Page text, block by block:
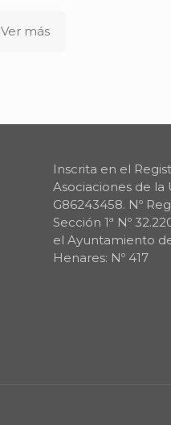
Ver más
Inscrita en el
Asociaciones de la
G86243458. Nº
Sección 1ª Nº
el Ayuntamiento
Henares: Nº 417